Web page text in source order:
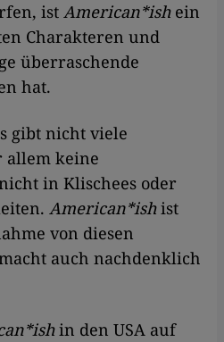
ist American*ishein
Charakteren und
überraschende
hat.
gibt nicht viele
allem keine
in Klischees oder
American*ishist
von diesen
auch nachdenklich
in den USA auf